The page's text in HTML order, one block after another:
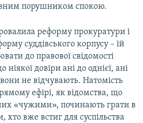
порушником спокою.
реформу прокуратури і
суддівського корпусу – їй
до правової свідомості
довіри ані до однієї, ані
не відчувають. Натомість
ефірі, як відомства, що
«чужими», починають грати в
хто вже встиг для суспільства